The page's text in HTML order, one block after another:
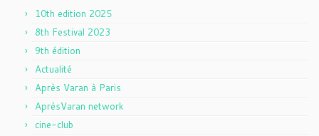
10th edition 2025
8th Festival 2023
9th édition
Actualité
Après Varan à Paris
AprèsVaran network
cine-club